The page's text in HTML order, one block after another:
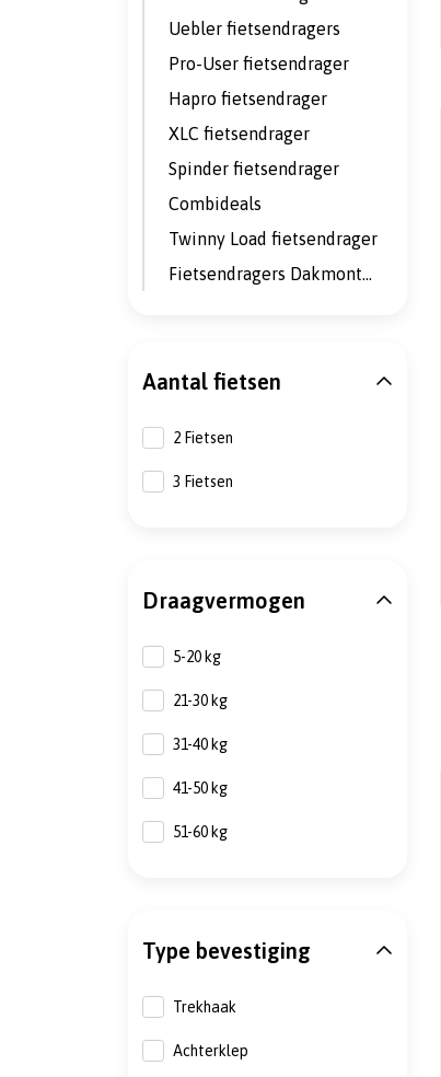
Uebler fietsendragers
Pro-User fietsendrager
Hapro fietsendrager
XLC fietsendrager
Spinder fietsendrager
Combideals
Twinny Load fietsendrager
Fietsendragers Dakmontage
Aantal fietsen
2 Fietsen
3 Fietsen
Draagvermogen
5-20 kg
21-30 kg
31-40 kg
41-50 kg
51-60 kg
Type bevestiging
Trekhaak
Achterklep